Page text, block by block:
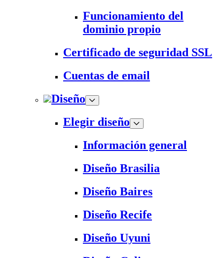
Funcionamiento del
dominio propio
Certificado de seguridad SSL
Cuentas de email
Diseño
Elegir diseño
Información general
Diseño Brasilia
Diseño Baires
Diseño Recife
Diseño Uyuni